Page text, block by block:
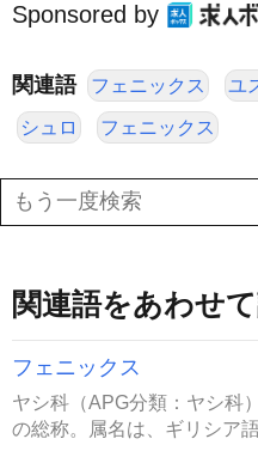
Sponsored by
関連語 フェニックス ユ
シュロ フェニックス
関連語をあわせ
フェニックス
ヤシ科（APG分類：ヤシ科
の総称。属名は、ギリシア